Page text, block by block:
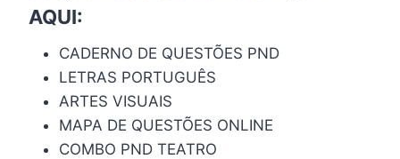
AQUI:
CADERNO DE QUESTÕES PND
LETRAS PORTUGUÊS
ARTES VISUAIS
MAPA DE QUESTÕES ONLINE
COMBO PND TEATRO